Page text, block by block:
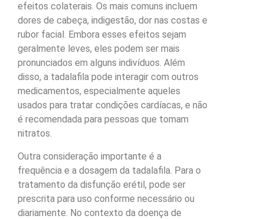
efeitos colaterais. Os mais comuns incluem
dores de cabeça, indigestão, dor nas costas e
rubor facial. Embora esses efeitos sejam
geralmente leves, eles podem ser mais
pronunciados em alguns indivíduos. Além
disso, a tadalafila pode interagir com outros
medicamentos, especialmente aqueles
usados para tratar condições cardíacas, e não
é recomendada para pessoas que tomam
nitratos.
Outra consideração importante é a
frequência e a dosagem da tadalafila. Para o
tratamento da disfunção erétil, pode ser
prescrita para uso conforme necessário ou
diariamente. No contexto da doença de